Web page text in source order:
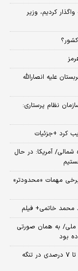
کردیم، وزیر
علیه انصارالله
نظام پرستاری:
کرد +جزئیات
آمریکا: در حال
برخی مهمات «محدودتر»
محمد خاتمی+ فیلم
ملی/ به همان صورتی
بود
رویترز: ایران و عمان برای تعیین تعرفه ترانزیت ۳ تا ۷ درصدی در تنگه